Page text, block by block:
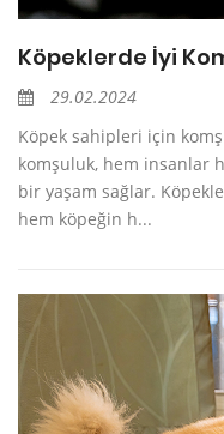
Köpeklerde İyi
29.02.2024
Köpek sahipleri için
komşuluk, hem insanlar
bir yaşam sağlar.
hem köpeğin h...